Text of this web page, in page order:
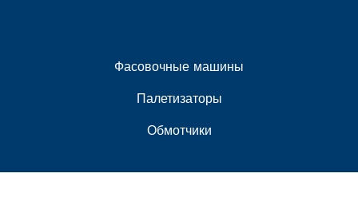
Фасовочные машины
Палетизаторы
Обмотчики